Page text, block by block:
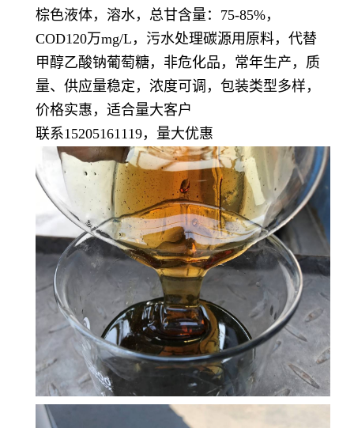
棕色液体，溶水，总甘含量：75-85%，
COD120万mg/L，污水处理碳源用原料，代替
甲醇乙酸钠葡萄糖，非危化品，常年生产，质
量、供应量稳定，浓度可调，包装类型多样，
价格实惠，适合量大客户
联系15205161119，量大优惠